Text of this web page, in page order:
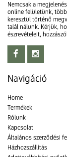
Nemcsak a
online felületünk,
keresztül történő
talál nálunk. Kérjük,
észrevételeit,
Navigáció
Home
Termékek
Rólunk
Kapcsolat
Általános szerződési
Házhozszállítás